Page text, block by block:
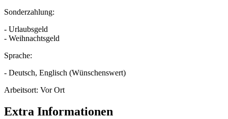
Sonderzahlung:
- Urlaubsgeld
- Weihnachtsgeld
Sprache:
- Deutsch, Englisch (Wünschenswert)
Arbeitsort: Vor Ort
Extra Informationen